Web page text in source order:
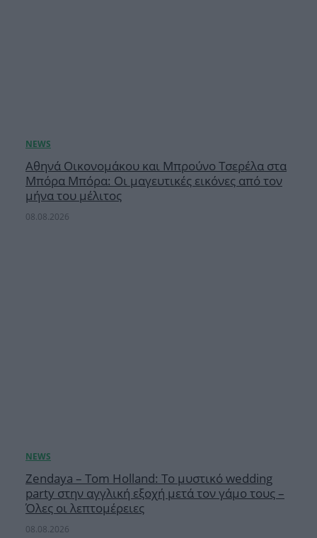
Αθηνά Οικονομάκου και Μπρούνο Τσερέλα στα
Μπόρα Μπόρα: Οι μαγευτικές εικόνες από τον
μήνα του μέλιτος
08.08.2026
Zendaya – Tom Holland: Το μυστικό wedding
party στην αγγλική εξοχή μετά τον γάμο τους –
Όλες οι λεπτομέρειες
08.08.2026